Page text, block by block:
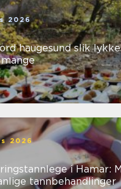
2026
slik lykkes du med
2026
i Hamar:
tannbehandlinger